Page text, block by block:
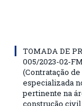
TOMADA DE
005/2023-02-
(Contratação
especializada
pertinente na
construção civil